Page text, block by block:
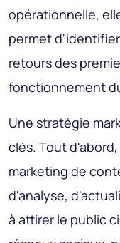
opérationnelle,
permet
retours des
fonctionnement
Une stratégie
clés. Tout
marketing de
d'analyse,
à attirer le public